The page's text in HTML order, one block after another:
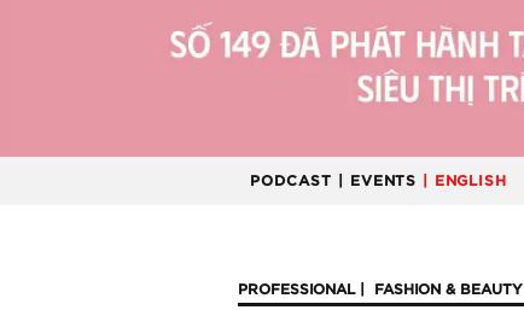
PODCAST | EVENTS | ENGLISH
PROFESSIONAL FASHION & BEAUTY